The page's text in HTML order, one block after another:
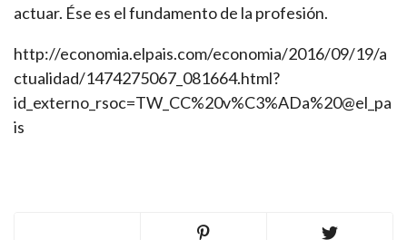
actuar. Ése es el fundamento de la profesión.
http://economia.elpais.com/economia/2016/09/19/a
ctualidad/1474275067_081664.html?
id_externo_rsoc=TW_CC%20v%C3%ADa%20@el_pa
is